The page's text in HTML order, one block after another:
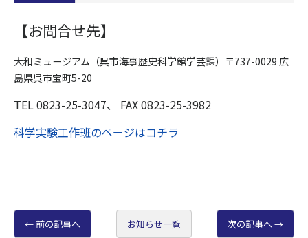
【お問合せ先】
大和ミュージアム（呉市海事歴史科学館学芸課）〒737-0029 広
島県呉市宝町5-20
TEL 0823-25-3047、 FAX 0823-25-3982
科学実験工作班のページはコチラ
前の記事へ お知らせ一覧 次の記事へ